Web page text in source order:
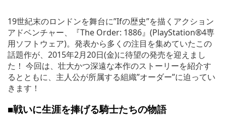
19世紀末のロンドンを舞台に”Ifの歴史”を描くアクション
アドベンチャー、『The Order: 1886』(PlayStation®4専
用ソフトウェア)。発表から多くの注目を集めていたこの
話題作が、2015年2月20日(金)に待望の発売を迎えまし
た！ 今回は、壮大かつ深遠な本作のストーリーを紹介す
るとともに、主人公が所属する組織”オーダー”に迫ってい
きます！
■戦いに生涯を捧げる騎士たちの物語